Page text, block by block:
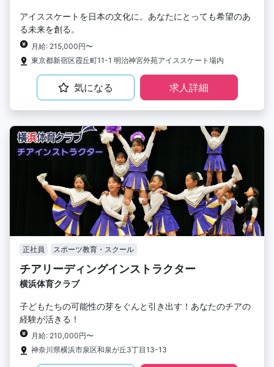
アイススケートを日本の文化に。あなたにとっても希望のあ
る未来を創る。
月給: 215,000円〜
東京都新宿区霞丘町11-1 明治神宮外苑アイススケート場内
気になる 求人詳細
正社員 スポーツ教育・スクール
チアリーディングインストラクター
横浜体育クラブ
子どもたちの可能性の芽をぐんと引き出す！あなたのチアの
経験が活きる！
月給: 210,000円〜
神奈川県横浜市泉区和泉が丘3丁目13-13